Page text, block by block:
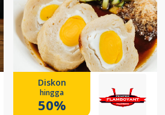
Diskon
hingga
50%